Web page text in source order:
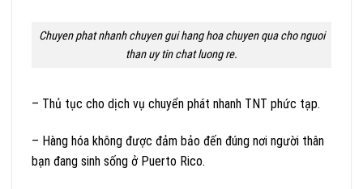
Chuyen phat nhanh chuyen gui hang hoa chuyen qua cho nguoi
than uy tin chat luong re.
– Thủ tục cho dịch vụ chuyển phát nhanh TNT phức tạp.
– Hàng hóa không được đảm bảo đến đúng nơi người thân
bạn đang sinh sống ở Puerto Rico.